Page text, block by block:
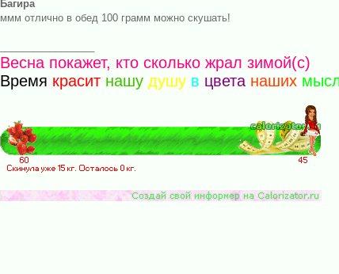
Багира
ммм отлично в обед 100 грамм можно скушать!
Весна покажет, кто сколько жрал зимой(c)
Время красит нашу душу в цвета наших